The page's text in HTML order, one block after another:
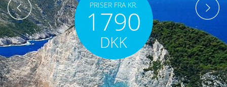
PRISER FRA KR.
1790
DKK